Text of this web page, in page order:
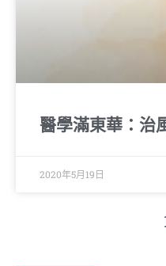
醫學滿東華：治
2020年5月19日